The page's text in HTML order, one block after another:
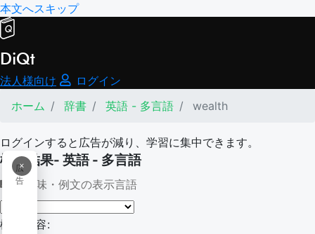
本文へスキップ
DiQt
法人様向け
ログイン
ホーム
辞書 英語 - 多言語 wealth
ログインすると広告が減り、学習に集中できます。
×
広
告
検索結果- 英語 - 多言語
意味・例文の表示言語
検索内容: